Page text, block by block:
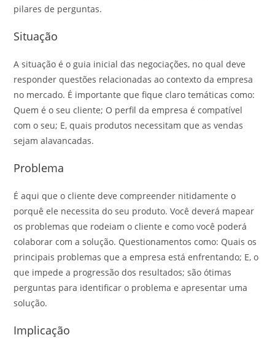
pilares de perguntas.
Situação
A situação é o guia inicial das negociações, no qual deve
responder questões relacionadas ao contexto da empresa
no mercado. É importante que fique claro temáticas como:
Quem é o seu cliente; O perfil da empresa é compatível
com o seu; E, quais produtos necessitam que as vendas
sejam alavancadas.
Problema
É aqui que o cliente deve compreender nitidamente o
porquê ele necessita do seu produto. Você deverá mapear
os problemas que rodeiam o cliente e como você poderá
colaborar com a solução. Questionamentos como: Quais os
principais problemas que a empresa está enfrentando; E, o
que impede a progressão dos resultados; são ótimas
perguntas para identificar o problema e apresentar uma
solução.
Implicação